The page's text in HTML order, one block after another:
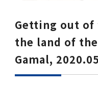
Getting out of
the land of
Gamal,